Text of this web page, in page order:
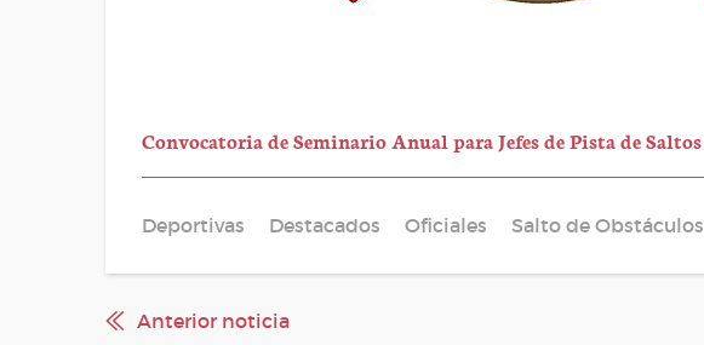
Convocatoria de Seminario Anual para Jefes de Pista de Saltos
Deportivas Destacados Oficiales Salto de Obstáculos
Anterior noticia